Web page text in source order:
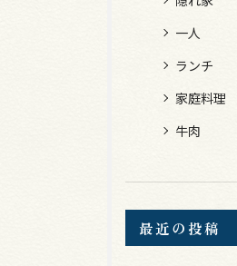
一人
ランチ
家庭料理
牛肉
最近の投稿